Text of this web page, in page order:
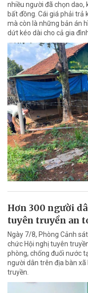
nhiều người đã chọn dao,
bất đồng. Cái giá phải trả
mà còn là những bản án
dứt kéo dài cho cả gia
Hơn 300 người
tuyên truyền an
Ngày 7/8, Phòng Cảnh
chức Hội nghị tuyên
phòng, chống đuối nước
người dân trên địa bàn
truyền.